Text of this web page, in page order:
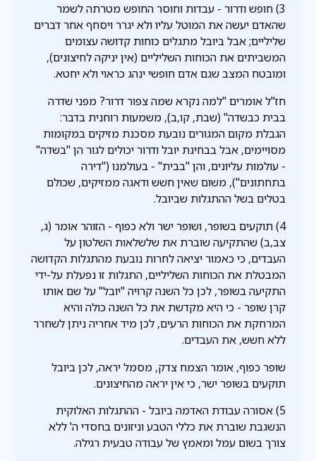
3) חופש ודרור - עבדות וחוסר החופש מטרתה לשמר
שהאדם יעשה את המוטל עליו ולא יגרר ויסחף אחר דברים
שליליים; אבל ביובל מתגלים כוחות קדושה עצומים
המשביתים את הכוחות השליליים (אין יניקה לחיצונים),
ומובטח המצב שגם אדם חופשי ינהג כראוי ולא יחטא.
חז"ל אומרים "למה נקרא שמה צפור דרור? מפני שדרה
בבית כבשדה" (שבת, קו,ב), משמעות רוחנית בדבר:
הגבלת מקום המגורים נובעת מסכנת מזיקים במקומות
מסויימים, אבל בבחינת יובל ודרור יכולים לגור הן "בשדה"
- עולמות עליונים, והן "בבית" - בעולמנו ("דירה
בתחתונים"), משום שאין חשש ודאגה ממזיקים, שכולם
בטלים בשל ההתגלות שביובל.
4) תוקעים בשופר, ושופר ישר ולא כפוף - הזוהר אומר (ג,
צב,ב) שהתקיעה שוברת את שלשלאות השלטון על
העבדים, כי כאמור יציאה לחרות נובעת מהתגלות הקדושה
המבטלת את הכוחות השליליים, התגלות זו נפעלת על-ידי
התקיעה בשופר, לכן כל השנה קרויה "יובל" על שם אותו
קרן שופר - כי היא מקדשת את כל השנה כולה והיא
המרחקת את הכוחות הרעים, לכן מיד אחריה ניתן לשחרר
ללא חשש, את העבדים.
שופר כפוף, אומר הצמח צדק, מסמל יראה, לכן ביובל
תוקעים בשופר ישר, כי אין יראה מהחיצונים.
5) אסורה עבודת האדמה ביובל - ההתגלות האלוקית
הנשגבת שוברת את כללי הטבע וניזונים בחסדי ה' ללא
צורך בשום עמל ומאמץ של עבודה טבעית רגילה.